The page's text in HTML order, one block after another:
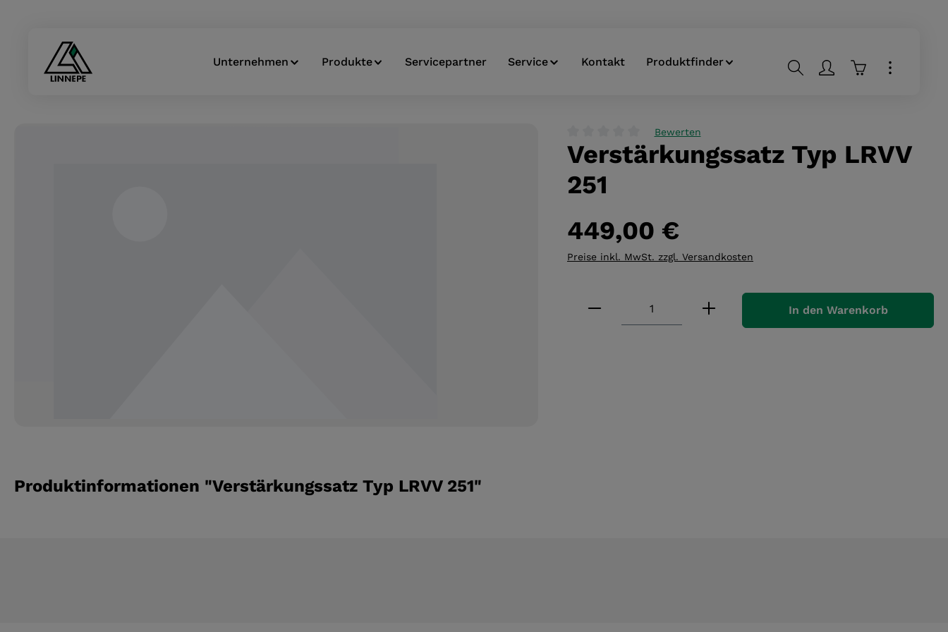
Unternehmen Produkte Servicepartner Service Kontakt Produktfinder Warenkorb
Durchschnittliche Bewertung von 0 von 5 Sternen
Bewerten
Verstärkungssatz Typ LRVV
251
449,00 €
Preise inkl. MwSt. zzgl. Versandkosten
Produkt Anzahl: Gib den gewünschten
In den Warenkorb
Produktinformationen "Verstärkungssatz Typ LRVV 251"